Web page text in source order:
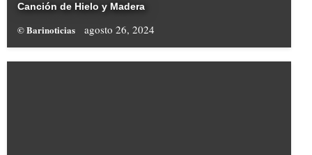
Canción de Hielo y Madera
© Barinoticias agosto 26, 2024